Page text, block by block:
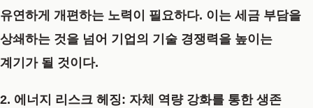
유연하게 개편하는 노력이 필요하다. 이는 세금 부담을
상쇄하는 것을 넘어 기업의 기술 경쟁력을 높이는
계기가 될 것이다.
2. 에너지 리스크 헤징: 자체 역량 강화를 통한 생존